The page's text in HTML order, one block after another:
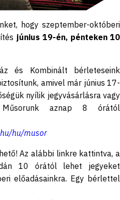
hogy szeptember-októberi
június 19-én, pénteken 10
és Kombinált bérleteseink
amivel már június 17-
nyílik jegyvásárlásra vagy
Műsorunk aznap 8 órától
hu/musor
Az alábbi linkre kattintva, a
10 órától lehet jegyeket
előadásainkra. Egy bérlettel